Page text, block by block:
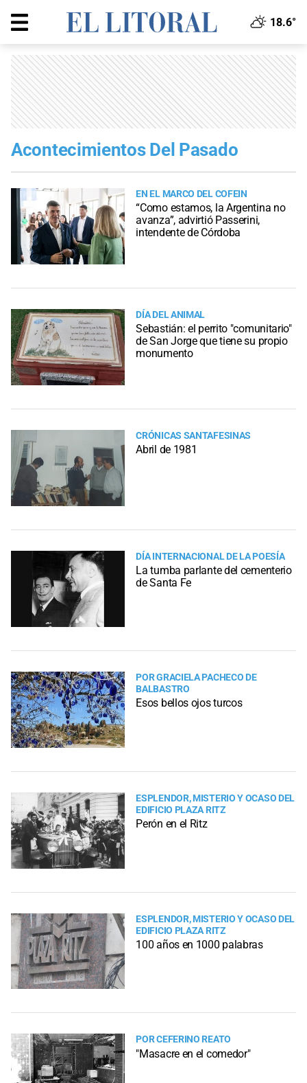
18.6°
Acontecimientos Del Pasado
EN EL MARCO DEL COFEIN
“Como estamos, la Argentina no
avanza”, advirtió Passerini,
intendente de Córdoba
DÍA DEL ANIMAL
Sebastián: el perrito "comunitario"
de San Jorge que tiene su propio
monumento
CRÓNICAS SANTAFESINAS
Abril de 1981
DÍA INTERNACIONAL DE LA POESÍA
La tumba parlante del cementerio
de Santa Fe
POR GRACIELA PACHECO DE
BALBASTRO
Esos bellos ojos turcos
ESPLENDOR, MISTERIO Y OCASO DEL
EDIFICIO PLAZA RITZ
Perón en el Ritz
ESPLENDOR, MISTERIO Y OCASO DEL
EDIFICIO PLAZA RITZ
100 años en 1000 palabras
POR CEFERINO REATO
"Masacre en el comedor"